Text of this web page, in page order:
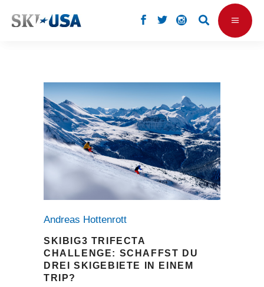
Andreas Hottenrott
SKIBIG3 TRIFECTA
CHALLENGE: SCHAFFST DU
DREI SKIGEBIETE IN EINEM
TRIP?